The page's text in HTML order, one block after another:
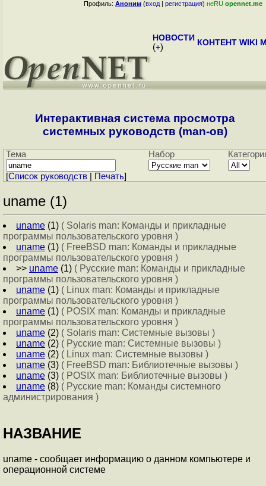
Профиль: Аноним (вход | регистрация) неRU opennet.me
НОВОСТИ
(+) КОНТЕНТ WIKI
Интерактивная система просмотра
системных руководств (man-ов)
Тема Набор
[Cписок руководств Печать]
uname (1)
uname (1) ( Solaris man: Команды и прикладные
программы пользовательского уровня )
uname (1) ( FreeBSD man: Команды и прикладные
программы пользовательского уровня )
>> uname (1) ( Русские man: Команды и прикладные
программы пользовательского уровня )
uname (1) ( Linux man: Команды и прикладные
программы пользовательского уровня )
uname (1) ( POSIX man: Команды и прикладные
программы пользовательского уровня )
uname (2) ( Solaris man: Системные вызовы )
uname (2) ( Русские man: Системные вызовы )
uname (2) ( Linux man: Системные вызовы )
uname (3) ( FreeBSD man: Библиотечные вызовы )
uname (3) ( POSIX man: Библиотечные вызовы )
uname (8) ( Русские man: Команды системного
администрирования )
НАЗВАНИЕ
uname - сообщает информацию о данном компьютере и
операционной системе